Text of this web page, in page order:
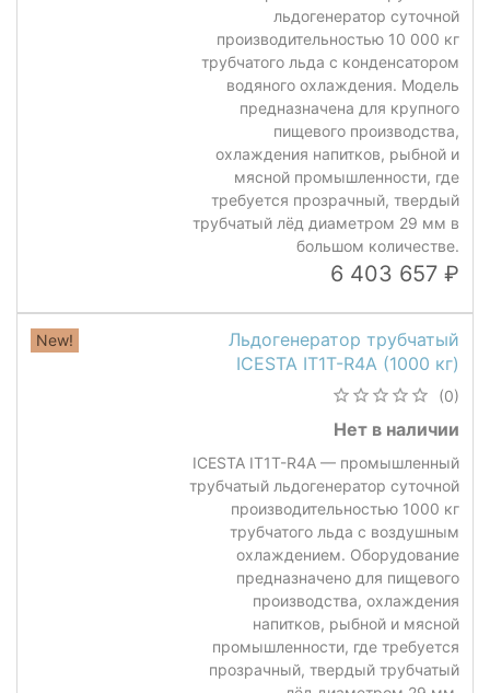
льдогенератор суточной
производительностью 10 000 кг
трубчатого льда с конденсатором
водяного охлаждения. Модель
предназначена для крупного
пищевого производства,
охлаждения напитков, рыбной и
мясной промышленности, где
требуется прозрачный, твердый
трубчатый лёд диаметром 29 мм в
большом количестве.
6 403 657
Льдогенератор трубчатый
ICESTA IT1T-R4A (1000 кг)
(0)
Нет в наличии
ICESTA IT1T-R4A — промышленный
трубчатый льдогенератор суточной
производительностью 1000 кг
трубчатого льда с воздушным
охлаждением. Оборудование
предназначено для пищевого
производства, охлаждения
напитков, рыбной и мясной
промышленности, где требуется
прозрачный, твердый трубчатый
New!